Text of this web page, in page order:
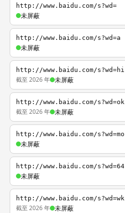
http://www.baidu.com/s?wd=
未屏蔽
http://www.baidu.com/s?wd=a
未屏蔽
http://www.baidu.com/s?wd=hi
截至 2026 年 未屏蔽
http://www.baidu.com/s?wd=ok
截至 2026 年 未屏蔽
http://www.baidu.com/s?wd=mo
未屏蔽
http://www.baidu.com/s?wd=64
未屏蔽
http://www.baidu.com/s?wd=wk
截至 2026 年 未屏蔽